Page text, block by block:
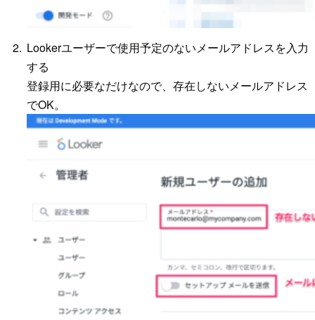
Lookerユーザーで使用予定のないメールアドレスを入力
する
登録用に必要なだけなので、存在しないメールアドレス
でOK。